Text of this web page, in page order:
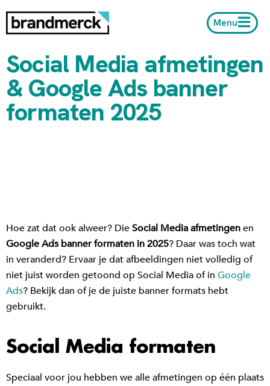
Menu
Social Media afmetingen
& Google Ads banner
formaten 2025
Hoe zat dat ook alweer? DieSocial Media afmetingenen
Google Ads banner formaten in 2025? Daar was toch wat
in veranderd? Ervaar je dat afbeeldingen niet volledig of
niet juist worden getoond op Social Media of in Google
Ads? Bekijk dan of je de juiste banner formats hebt
gebruikt.
Social Media formaten
Speciaal voor jou hebben we alle afmetingen op één plaats